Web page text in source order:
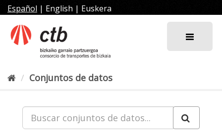
al
contenido
Español | English | Euskera
Conjuntos de datos